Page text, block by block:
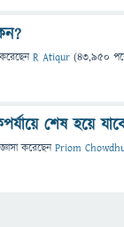
করেছেনR Atiqur (43,950
শেষ হয়ে
করেছেনPriom